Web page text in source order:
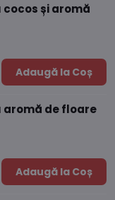
cocos și aromă
Adaugă la Coș
aromă de floare
Adaugă la Coș